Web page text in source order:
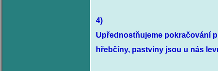
4)
Upřednostňujeme pokračování
hřebčíny, pastviny jsou u nás